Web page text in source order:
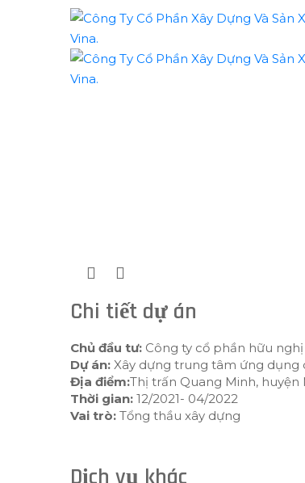
Chi tiết dự án
Chủ đầu tư: Công ty cổ phần hữu
Dự án: Xây dựng trung tâm ứng dụng
Địa điểm:Thị trấn Quang Minh, huyện
Thời gian: 12/2021- 04/2022
Vai trò: Tổng thầu xây dựng